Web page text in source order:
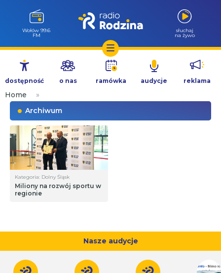
Przejdź
treści
Wołów 99.6
FM
słuchaj
na żywo
dostępność o nas ramówka audycje reklama
Home
»
Archiwum
Kategoria: Dolny Śląsk
Miliony na rozwój sportu w
regionie
Nasze audycje